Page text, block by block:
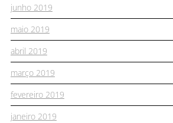
junho 2019
maio 2019
abril 2019
março 2019
fevereiro 2019
janeiro 2019